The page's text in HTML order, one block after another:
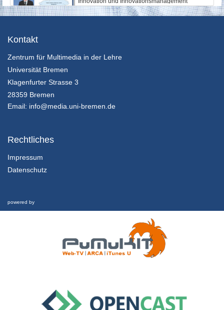
25/07/2018
25/07/2018
Innovation in Zahlen
Kontakt
Zentrum für Multimedia in der Lehre
Universität Bremen
Klagenfurter Strasse 3
28359 Bremen
Email: info@media.uni-bremen.de
Rechtliches
Impressum
Datenschutz
powered by